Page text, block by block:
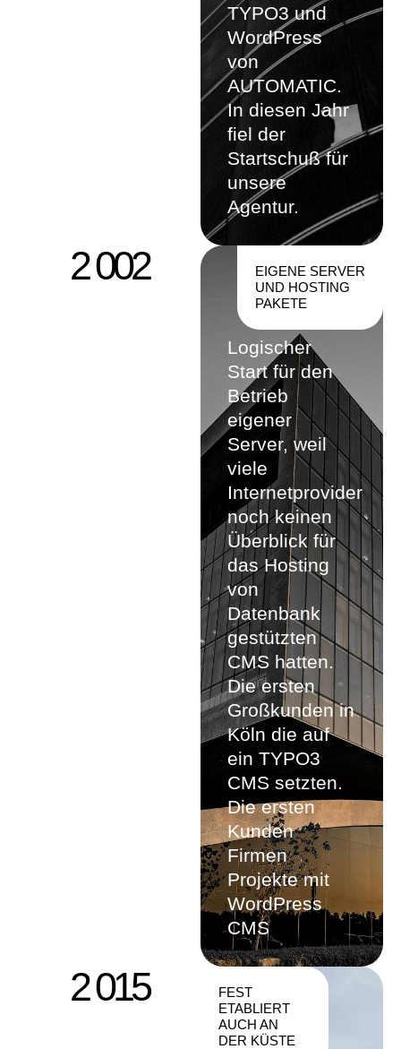
TYPO3 und
WordPress
von
AUTOMATIC.
In diesen Jahr
fiel der
Startschuß für
unsere
Agentur.
Logischer
Start für den
Betrieb
eigener
Server, weil
viele
Internetprovider
noch keinen
Überblick für
das Hosting
von
Datenbank
gestützten
CMS hatten.
Die ersten
Großkunden in
Köln die auf
ein TYPO3
CMS setzten.
Die ersten
Kunden
Firmen
Projekte mit
WordPress
CMS
EIGENE SERVER
UND HOSTING
PAKETE
2 002
2 015
FEST
ETABLIERT
AUCH AN
DER KÜSTE